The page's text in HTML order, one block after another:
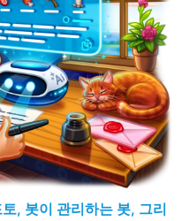
, 봇이 관리하는 봇, 그리